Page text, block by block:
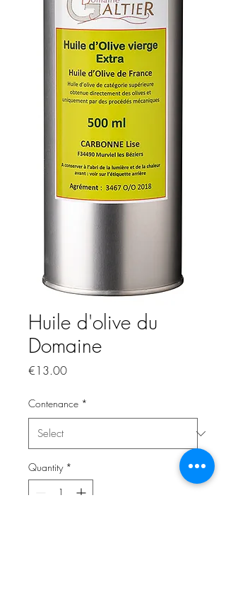
Huile d'olive du
Domaine
€13.00Price
Contenance *
Quantity *